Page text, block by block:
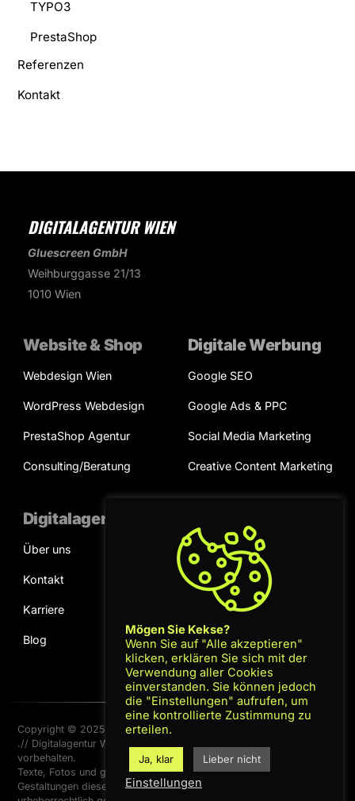
TYPO3
PrestaShop
Referenzen
Kontakt
DIGITALAGENTUR WIEN
Gluescreen GmbH
Weihburggasse 21/13
1010 Wien
Website & Shop
Webdesign Wien
WordPress Webdesign
PrestaShop Agentur
Consulting/Beratung
Digitale Werbung
Google SEO
Google Ads & PPC
Social Media Marketing
Creative Content Marketing
Digitalagentur
Über uns
Kontakt
Karriere
Blog
Projektanfrage
Terminvereinbarung
Copyright © 2025 – Gluescreen GmbH
.// Digitalagentur Wien – Alle Rechte
vorbehalten.
Texte, Fotos und grafischen
Gestaltungen dieser Website sind
Mögen Sie Kekse?
Wenn Sie auf "Alle akzeptieren"
klicken, erklären Sie sich mit der
Verwendung aller Cookies
einverstanden. Sie können jedoch
die "Einstellungen" aufrufen, um
eine kontrollierte Zustimmung zu
erteilen.
Ja, klar Lieber nicht
Einstellungen